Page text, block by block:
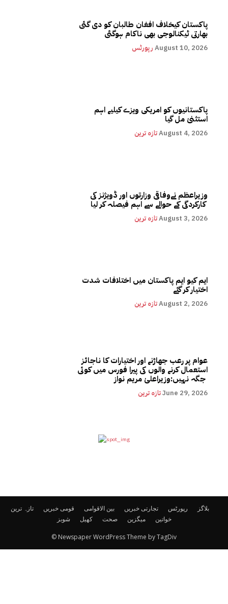
پاکستان کیخلاف افغان طالبان کو دی گئی
بھارتی ٹیکنالوجی بھی ناکام ہوگئی
رپورٹس August 10, 2026
پاکستانیوں کو امریکی ویزے کیلیے اہم
استثنیٰ مل گیا
تازہ ترینAugust 4, 2026
وزیراعظم نےوفاقی وزارتوں اور ڈویژنز کی
کارکردگی کے حوالے سے اہم فیصلہ کر لیا
تازہ ترینAugust 3, 2026
ایم کیو ایم پاکستان میں اختلافات شدت
اختیار کر گئے
تازہ ترینAugust 2, 2026
عوام پر رعب جھاڑنے اور اختیارات کا ناجائز
استعمال کرنے والوں کی پیرا فورس میں کوئی
تازہ ترینJune 29, 2026
تازہ ترین قومی خبریں بین الاقوامی تجارتی خبریں رپورٹس
بلاگز
شوبز
کھیل صحت میگزین خواتین
© Newspaper WordPress Theme by TagDiv